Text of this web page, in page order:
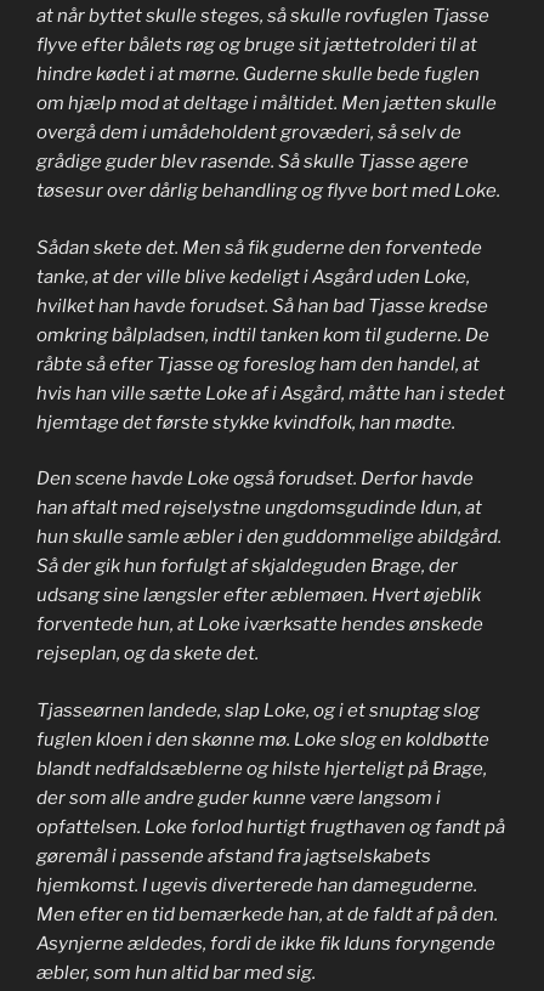
at når byttet skulle steges, så skulle rovfuglen Tjasse
flyve efter bålets røg og bruge sit jættetrolderi til at
hindre kødet i at mørne. Guderne skulle bede fuglen
om hjælp mod at deltage i måltidet. Men jætten skulle
overgå dem i umådeholdent grovæderi, så selv de
grådige guder blev rasende. Så skulle Tjasse agere
tøsesur over dårlig behandling og flyve bort med Loke.
Sådan skete det. Men så fik guderne den forventede
tanke, at der ville blive kedeligt i Asgård uden Loke,
hvilket han havde forudset. Så han bad Tjasse kredse
omkring bålpladsen, indtil tanken kom til guderne. De
råbte så efter Tjasse og foreslog ham den handel, at
hvis han ville sætte Loke af i Asgård, måtte han i stedet
hjemtage det første stykke kvindfolk, han mødte.
Den scene havde Loke også forudset. Derfor havde
han aftalt med rejselystne ungdomsgudinde Idun, at
hun skulle samle æbler i den guddommelige abildgård.
Så der gik hun forfulgt af skjaldeguden Brage, der
udsang sine længsler efter æblemøen. Hvert øjeblik
forventede hun, at Loke iværksatte hendes ønskede
rejseplan, og da skete det.
Tjasseørnen landede, slap Loke, og i et snuptag slog
fuglen kloen i den skønne mø. Loke slog en koldbøtte
blandt nedfaldsæblerne og hilste hjerteligt på Brage,
der som alle andre guder kunne være langsom i
opfattelsen. Loke forlod hurtigt frugthaven og fandt på
gøremål i passende afstand fra jagtselskabets
hjemkomst. I ugevis diverterede han dameguderne.
Men efter en tid bemærkede han, at de faldt af på den.
Asynjerne ældedes, fordi de ikke fik Iduns foryngende
æbler, som hun altid bar med sig.